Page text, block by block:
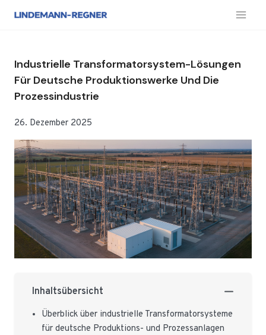
Inhalt
Industrielle Transformatorsystem-Lösungen
Für Deutsche Produktionswerke Und Die
Prozessindustrie
26. Dezember 2025
Inhaltsübersicht
Überblick über industrielle Transformatorsysteme
für deutsche Produktions- und Prozessanlagen